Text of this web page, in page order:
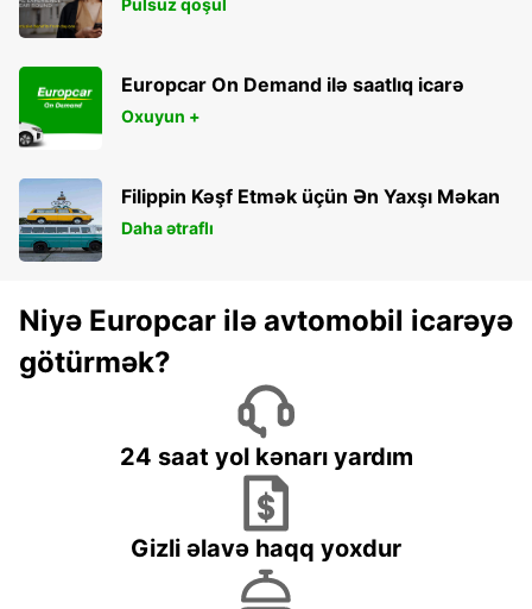
Europcar On Demand ilə saatlıq icarə
Oxuyun +
Filippin Kəşf Etmək üçün Ən Yaxşı Məkan
Daha ətraflı
Niyə Europcar ilə avtomobil icarəyə
götürmək?
24 saat yol kənarı yardım
Gizli əlavə haqq yoxdur